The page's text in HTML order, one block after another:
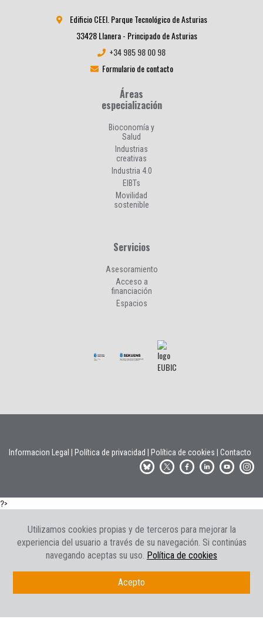
Edificio CEEI. Parque Tecnológico de Asturias
33428 Llanera - Principado de Asturias
+34 985 98 00 98
Formulario de contacto
Áreas
especialización
Bioconomía y
Salud
Industrias
creativas
Industria 4.0
EIBTs
Movilidad
sostenible
Servicios
Asesoramiento
Acceso a
financiación
Espacios
Informacion Legal Política de privacidad Política de cookies Contacto
?>
Utilizamos cookies propias y de terceros para mejorar la
experiencia del usuario a través de su navegación. Si continúas
navegando aceptas su uso. Política de cookies
Acepto